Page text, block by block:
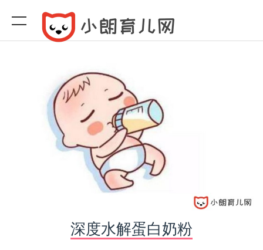
深度水解蛋白奶粉